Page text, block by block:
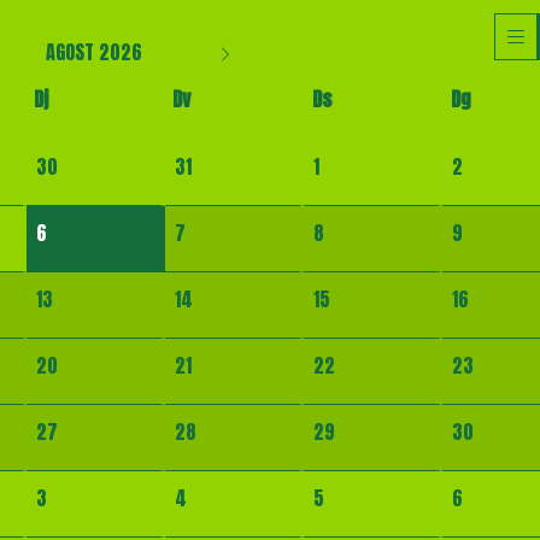
AGOST 2026
Dj Dv Ds
Dg
30 31 1 2
6 7 8 9
13 14 15 16
20 21 22 23
27 28 29 30
3 4 5 6